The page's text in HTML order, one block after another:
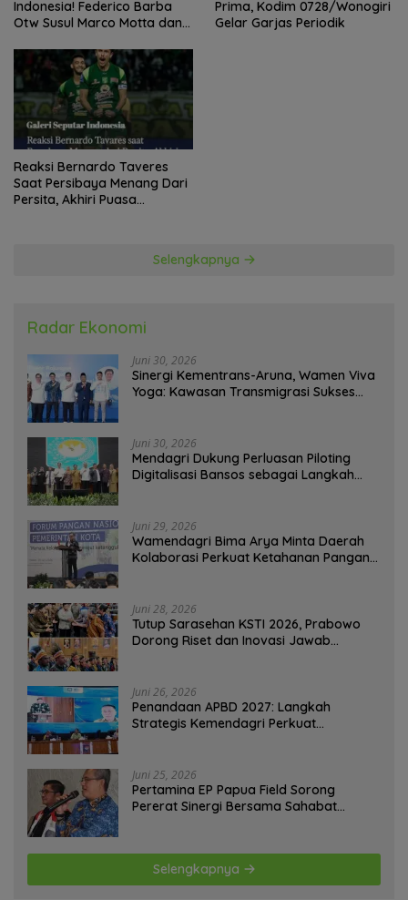
Indonesia! Federico Barba
Otw Susul Marco Motta dan
Trofi?
Prima, Kodim 0728/Wonogiri
Gelar Garjas Periodik
Reaksi Bernardo Taveres
Saat Persibaya Menang Dari
Persita, Akhiri Puasa
Selengkapnya
Radar Ekonomi
Juni 30, 2026
Sinergi Kementrans-Aruna, Wamen Viva
Yoga: Kawasan Transmigrasi Sukses
Juni 30, 2026
Mendagri Dukung Perluasan Piloting
Digitalisasi Bansos sebagai Langkah
Juni 29, 2026
Wamendagri Bima Arya Minta Daerah
Kolaborasi Perkuat Ketahanan Pangan
Juni 28, 2026
Tutup Sarasehan KSTI 2026, Prabowo
Dorong Riset dan Inovasi Jawab
Juni 26, 2026
Penandaan APBD 2027: Langkah
Strategis Kemendagri Perkuat
Juni 25, 2026
Pertamina EP Papua Field Sorong
Pererat Sinergi Bersama Sahabat
Selengkapnya